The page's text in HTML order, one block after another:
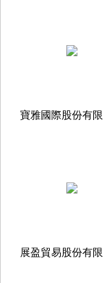
寶雅國際股份有限
展盈貿易股份有